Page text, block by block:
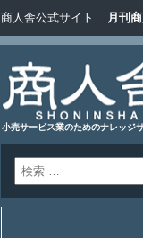
商人舎公式サイト 月刊
小売サービス業のためのナレッジ